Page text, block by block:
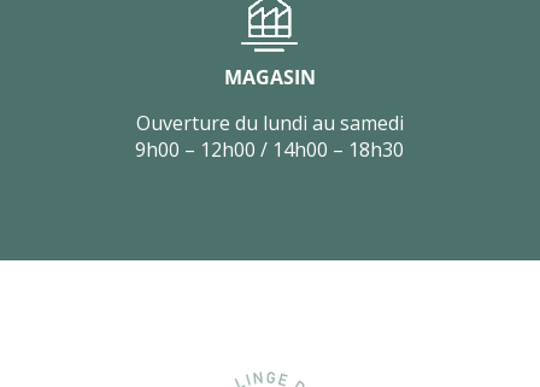
MAGASIN
Ouverture du lundi au samedi
9h00 – 12h00 / 14h00 – 18h30